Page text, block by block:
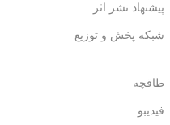
پیشنهاد نشر اثر
شبکه پخش و توزیع
طاقچه
فیدیبو